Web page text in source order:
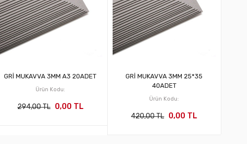
GRİ MUKAVVA 3MM A3 20ADET
Ürün Kodu:
294,00 TL 0,00 TL
GRİ MUKAVVA 3MM 25*35
40ADET
Ürün Kodu:
420,00 TL 0,00 TL